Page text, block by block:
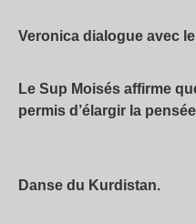
Veronica dialogue avec
Le Sup Moisés affirme
permis d’élargir la
Danse du Kurdistan.